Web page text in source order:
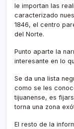
le importan las
caracterizado
1846, el centro
del Norte.
Punto aparte la
interesante en lo
Se da una lista
como se les
tijuanense, es
torna una zona
El resto de la